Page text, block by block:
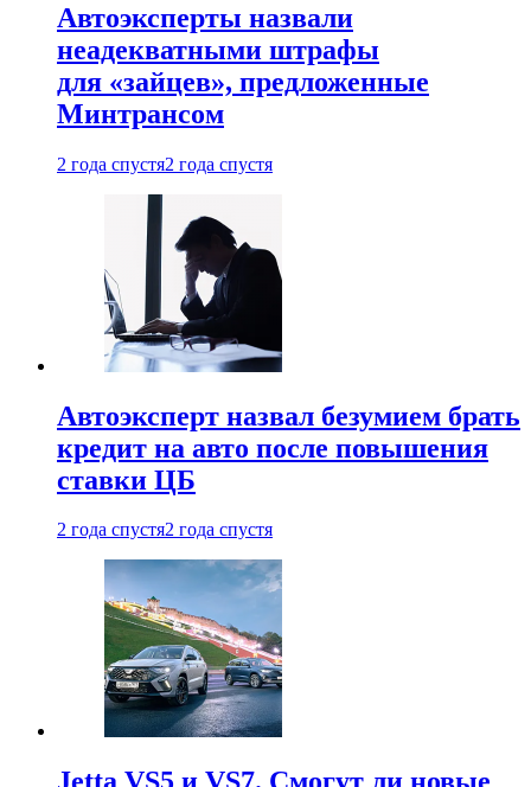
Автоэксперты назвали
неадекватными штрафы
для «зайцев», предложенные
Минтрансом
2 года спустя2 года спустя
Автоэксперт назвал безумием брать
кредит на авто после повышения
ставки ЦБ
2 года спустя2 года спустя